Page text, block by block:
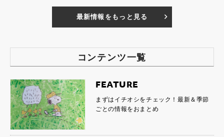
最新情報をもっと見る
コンテンツ一覧
FEATURE
まずはイチオシをチェック！最新＆季節
ごとの情報をおまとめ